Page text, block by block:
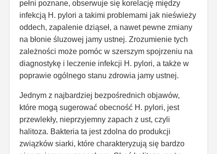
pełni poznane, obserwuje się korelację między
infekcją H. pylori a takimi problemami jak nieświeży
oddech, zapalenie dziąseł, a nawet pewne zmiany
na błonie śluzowej jamy ustnej. Zrozumienie tych
zależności może pomóc w szerszym spojrzeniu na
diagnostykę i leczenie infekcji H. pylori, a także w
poprawie ogólnego stanu zdrowia jamy ustnej.
Jednym z najbardziej bezpośrednich objawów,
które mogą sugerować obecność H. pylori, jest
przewlekły, nieprzyjemny zapach z ust, czyli
halitoza. Bakteria ta jest zdolna do produkcji
związków siarki, które charakteryzują się bardzo